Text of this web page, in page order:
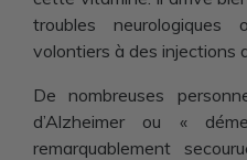
troubles neurologiques
volontiers à des injections
De nombreuses
d’Alzheimer ou «
remarquablement